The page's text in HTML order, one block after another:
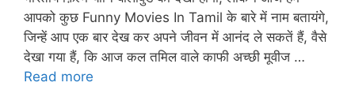
A
p
p
st
b
o
o
a
m
c
h
at
आपको कुछ Funny Movies In Tamil के बारे में नाम बतायंगे,
जिन्हें आप एक बार देख कर अपने जीवन में आनंद ले सकतें हैं, वैसे
देखा गया हैं, कि आज कल तमिल वाले काफी अच्छी मूवीज …
Read more